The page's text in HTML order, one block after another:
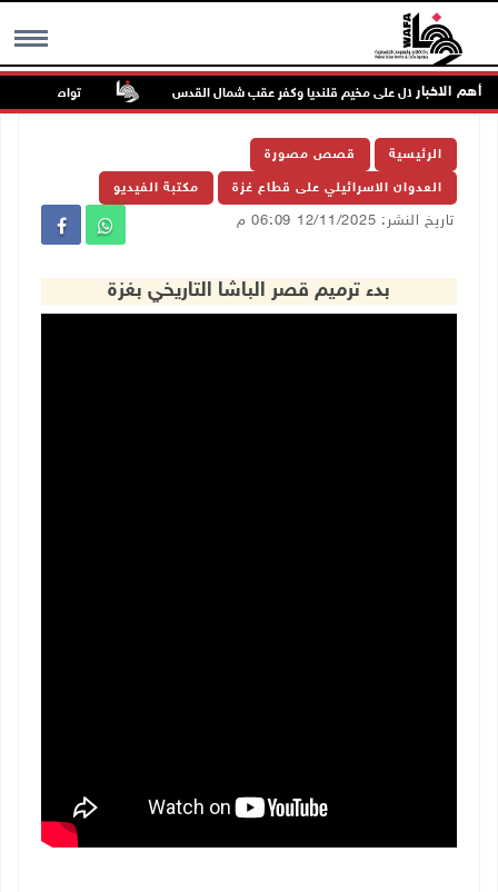
MENU أهم الاخبار تواصل
الرئيسية قصص مصورة
العدوان الاسرائيلي على قطاع غزة مكتبة الفيديو
تاريخ النشر: 12/11/2025 06:09 م
بدء ترميم قصر الباشا التاريخي بغزة